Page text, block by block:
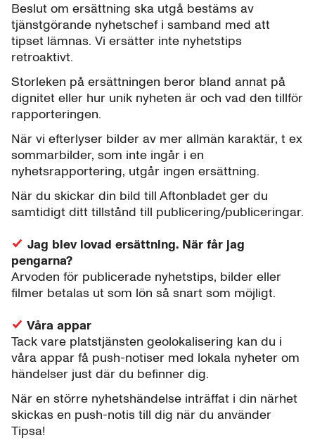
Beslut om ersättning ska utgå bestäms av
tjänstgörande nyhetschef i samband med att
tipset lämnas. Vi ersätter inte nyhetstips
retroaktivt.
Storleken på ersättningen beror bland annat på
dignitet eller hur unik nyheten är och vad den tillför
rapporteringen.
När vi efterlyser bilder av mer allmän karaktär, t ex
sommarbilder, som inte ingår i en
nyhetsrapportering, utgår ingen ersättning.
När du skickar din bild till Aftonbladet ger du
samtidigt ditt tillstånd till publicering/publiceringar.
Jag blev lovad ersättning. När får jag
pengarna?
Arvoden för publicerade nyhetstips, bilder eller
filmer betalas ut som lön så snart som möjligt.
Våra appar
Tack vare platstjänsten geolokalisering kan du i
våra appar få push-notiser med lokala nyheter om
händelser just där du befinner dig.
När en större nyhetshändelse inträffat i din närhet
skickas en push-notis till dig när du använder
Tipsa!